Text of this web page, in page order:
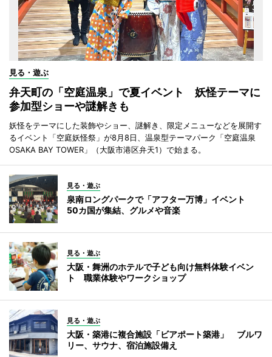
見る・遊ぶ
弁天町の「空庭温泉」で夏イベント 妖怪テーマに
参加型ショーや謎解きも
妖怪をテーマにした装飾やショー、謎解き、限定メニューなどを展開す
るイベント「空庭妖怪祭」が8月8日、温泉型テーマパーク「空庭温泉
OSAKA BAY TOWER」（大阪市港区弁天1）で始まる。
見る・遊ぶ
泉南ロングパークで「アフター万博」イベント
50カ国が集結、グルメや音楽
見る・遊ぶ
大阪・舞洲のホテルで子ども向け無料体験イベン
ト 職業体験やワークショップ
見る・遊ぶ
大阪・築港に複合施設「ビアポート築港」 ブルワ
リー、サウナ、宿泊施設備え